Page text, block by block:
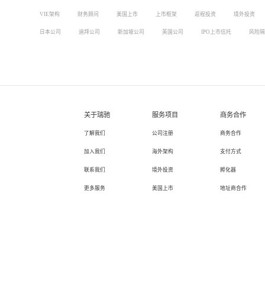
VIE架构 财务顾问 美国上市 上市框架 返程投资 境外投资
日本公司 迪拜公司 新加坡公司 英国公司 IPO上市信托 风险
关于瑞驰
了解我们
加入我们
联系我们
更多服务
服务项目
公司注册
海外架构
境外投资
美国上市
商务合作
商务合作
支付方式
孵化器
地址商合作